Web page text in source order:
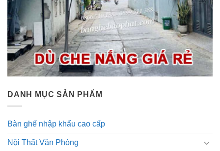
DANH MỤC SẢN PHẨM
Bàn ghế nhập khẩu cao cấp
Nội Thất Văn Phòng